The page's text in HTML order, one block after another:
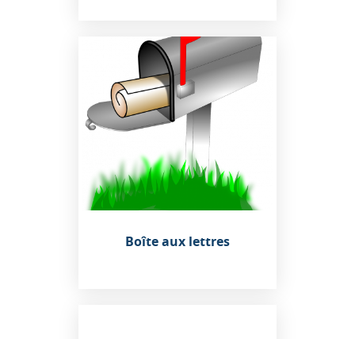
Boîte aux lettres